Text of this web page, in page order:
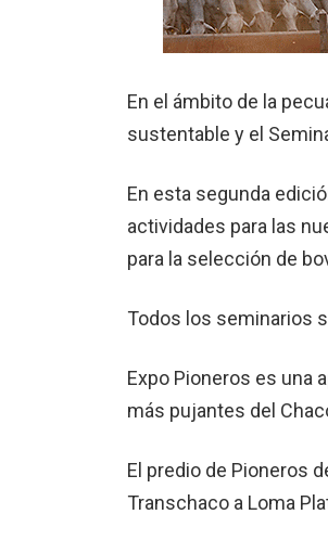
En el ámbito de la
sustentable y el
En esta segunda
actividades para las
para la selección de
Todos los seminarios
Expo Pioneros es una
más pujantes del
El predio de Pioneros
Transchaco a Loma